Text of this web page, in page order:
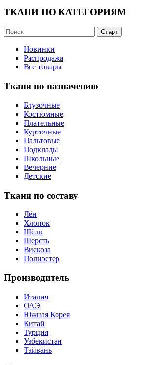
ТКАНИ ПО КАТЕГОРИЯМ
Новинки
Распродажа
Все товары
Ткани по назначению
Блузочные
Костюмные
Плательные
Курточные
Пальтовые
Подклады
Школьные
Вечерние
Детские
Ткани по составу
Лён
Хлопок
Шёлк
Шерсть
Вискоза
Полиэстер
Производитель
Италия
ОАЭ
Южная Корея
Китай
Турция
Узбекистан
Тайвань